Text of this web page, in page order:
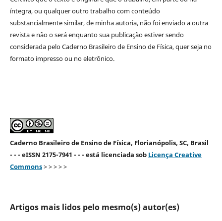
íntegra, ou qualquer outro trabalho com conteúdo
substancialmente similar, de minha autoria, não foi enviado a outra
revista e não o será enquanto sua publicação estiver sendo
considerada pelo Caderno Brasileiro de Ensino de Física, quer seja no
formato impresso ou no eletrônico.
Caderno Brasileiro de Ensino de Física, Florianópolis, SC, Brasil
- - - eISSN 2175-7941 - - - está licenciada sob Licença Creative
Commons> > > > >
Artigos mais lidos pelo mesmo(s) autor(es)